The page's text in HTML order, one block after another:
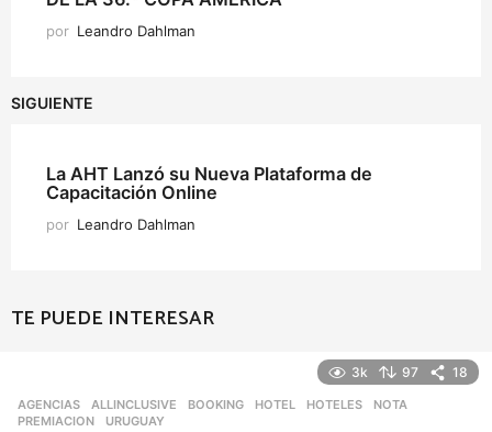
por Leandro Dahlman
SIGUIENTE
La AHT Lanzó su Nueva Plataforma de
Capacitación Online
por Leandro Dahlman
TE PUEDE INTERESAR
3k 97 18
AGENCIAS ALLINCLUSIVE ,BOOKING ,HOTEL ,HOTELES ,NOTA
PREMIACION
,URUGUAY